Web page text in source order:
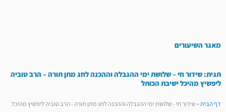
מאגר השיעורים
תגית: שידור חי – שלושת ימי ההגבלה וההכנה לחג מתן תורה – הרב טוביה
ליפשיץ מהיכל ישיבת הכותל
דף הבית»שידור חי - שלושת ימי ההגבלה וההכנה לחג מתן תורה - הרב טוביה ליפשיץ מהיכל